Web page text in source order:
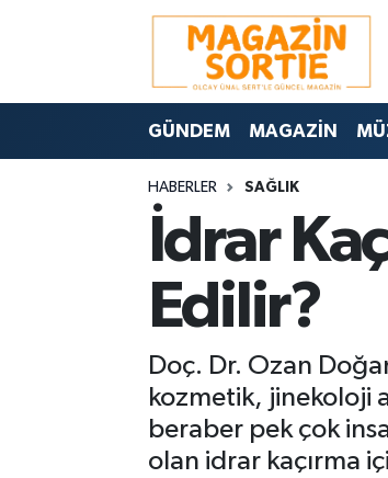
GÜNDEM MAGAZİN
HABERLER SAĞLIK
İdrar
Edilir?
Doç. Dr. Ozan
kozmetik, jinekoloji
beraber pek çok
olan idrar kaçırma
Nöbetçi Eczaneler
Hava Durumu
Trafik Durumu
Süper Lig Puan Durumu ve Fikstür
Tüm Manşetler
Son Dakika Haberleri
Haber Arşivi